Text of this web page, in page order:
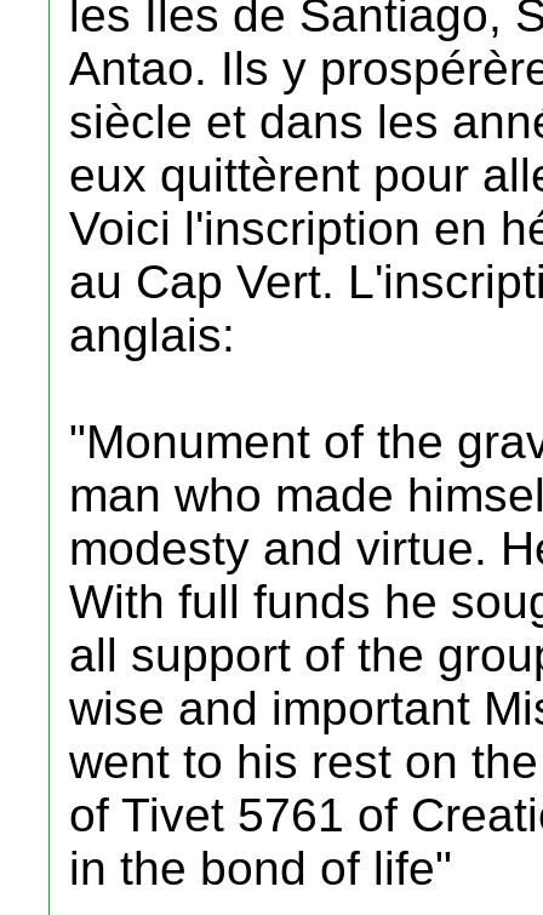
les Iles de Santiago,
Antao. Ils y
siècle et dans les
eux quittèrent pour
Voici l'inscription en
au Cap Vert.
anglais:
"Monument of the
man who made
modesty and virtue.
With full funds he
all support of the
wise and important
went to his rest on
of Tivet 5761 of
in the bond of life"